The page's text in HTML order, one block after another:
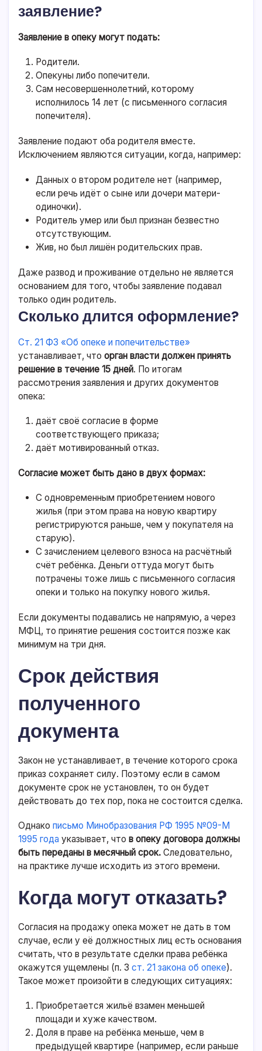
заявление?
Заявление в опеку могут подать:
Родители.
Опекуны либо попечители.
Сам несовершеннолетний, которому
исполнилось 14 лет (с письменного согласия
попечителя).
Заявление подают оба родителя вместе.
Исключением являются ситуации, когда, например:
Данных о втором родителе нет (например,
если речь идёт о сыне или дочери матери-
одиночки).
Родитель умер или был признан безвестно
отсутствующим.
Жив, но был лишён родительских прав.
Даже развод и проживание отдельно не является
основанием для того, чтобы заявление подавал
только один родитель.
Сколько длится оформление?
Ст. 21 ФЗ «Об опеке и попечительстве»
устанавливает, чтоорган власти должен принять
решение в течение 15 дней. По итогам
рассмотрения заявления и других документов
опека:
даёт своё согласие в форме
соответствующего приказа;
даёт мотивированный отказ.
Согласие может быть дано в двух формах:
С одновременным приобретением нового
жилья (при этом права на новую квартиру
регистрируются раньше, чем у покупателя на
старую).
С зачислением целевого взноса на расчётный
счёт ребёнка. Деньги оттуда могут быть
потрачены тоже лишь с письменного согласия
опеки и только на покупку нового жилья.
Если документы подавались не напрямую, а через
МФЦ, то принятие решения состоится позже как
минимум на три дня.
Срок действия
полученного
документа
Закон не устанавливает, в течение которого срока
приказ сохраняет силу. Поэтому если в самом
документе срок не установлен, то он будет
действовать до тех пор, пока не состоится сделка.
Однакописьмо Минобразования РФ 1995 №09-М
1995 года указывает, чтов опеку договора должны
быть переданы в месячный срок. Следовательно,
на практике лучше исходить из этого времени.
Когда могут отказать?
Согласия на продажу опека может не дать в том
случае, если у её должностных лиц есть основания
считать, что в результате сделки права ребёнка
окажутся ущемлены (п. 3ст. 21 закона об опеке).
Такое может произойти в следующих ситуациях:
Приобретается жильё взамен меньшей
площади и хуже качеством.
Доля в праве на ребёнка меньше, чем в
предыдущей квартире (например, если раньше